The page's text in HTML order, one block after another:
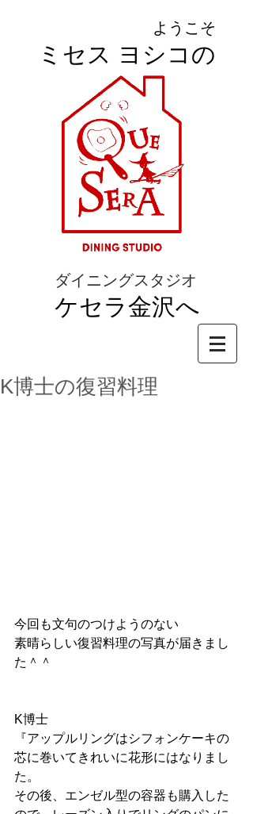
ようこそ
ミセス ヨシコの
ダイニングスタジオ
ケセラ金沢へ
K博士の復習料理
今回も文句のつけようのない
素晴らしい復習料理の写真が届きまし
た＾＾
K博士
『アップルリングはシフォンケーキの
芯に巻いてきれいに花形にはなりまし
た。
その後、エンゼル型の容器も購入した